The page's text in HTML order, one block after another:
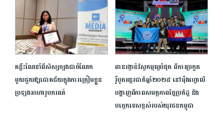
គន្លឹះណែនាំពីសិស្សច្បងជាចំណែក
មួយជួយឱ្យជោគជ័យក្នុងការត្រៀមខ្លួន
ប្រឡងអាហារូបករណ៍
ពានរង្វាន់វិស្វកម្មល្អបំផុត ពីការប្រកួត
រ៉ូបូតអន្តរជាតិឆ្នាំ២០២៥ នៅម៉ុងហ្គោលី
បង្ហាញពីភាពសមត្ថភាពច្នៃប្រតិដ្ឋ និង​
បច្ចេកទេសខ្ពស់របស់យុវជន​កម្ពុជា